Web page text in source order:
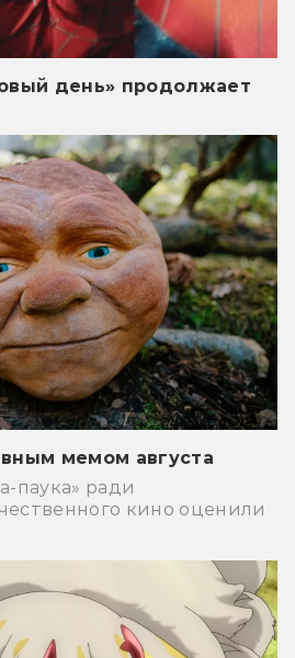
день» продолжает
мемом августа
паука» ради
кино оценили